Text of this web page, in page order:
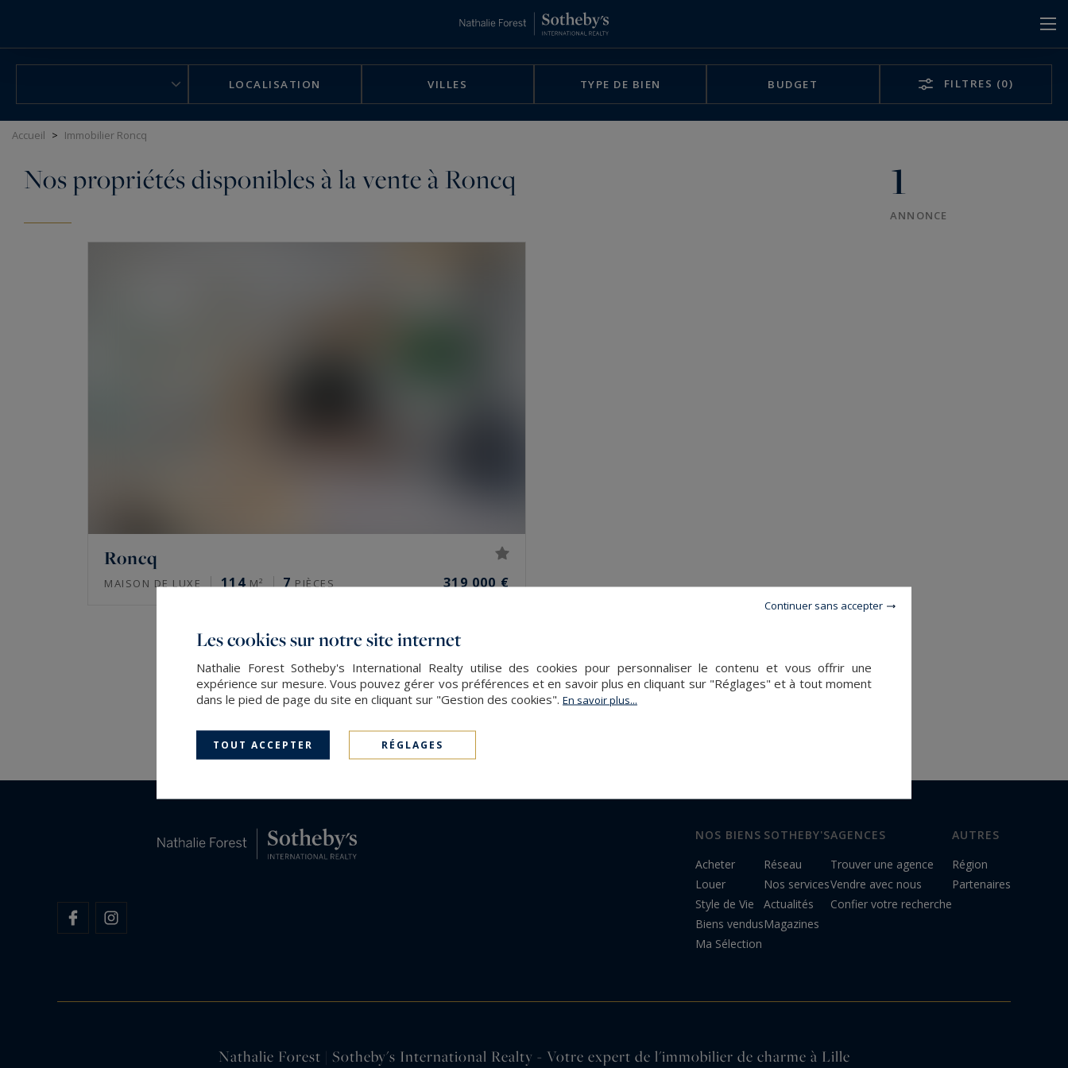
LOCALISATION VILLES TYPE DE BIEN BUDGET FILTRES (0)
Accueil > Immobilier Roncq
Nos propriétés disponibles à la vente à Roncq 1
ANNONCE
Roncq
MAISON DE LUXE 114M² 7PIÈCES 319 000 €
NOS BIENS
Acheter
Louer
Style de Vie
Biens vendus
Ma Sélection
SOTHEBY'S
Réseau
Nos services
Actualités
Magazines
AGENCES
Trouver une agence
Vendre avec nous
Confier votre recherche
AUTRES
Région
Partenaires
Nathalie Forest | Sotheby's International Realty - Votre expert de l'immobilier de charme à Lille
Les cookies sur notre site internet
Nathalie Forest Sotheby's International Realty utilise des cookies pour personnaliser le contenu et vous offrir une
expérience sur mesure. Vous pouvez gérer vos préférences et en savoir plus en cliquant sur "Réglages" et à tout moment
dans le pied de page du site en cliquant sur "Gestion des cookies". En savoir plus...
TOUT ACCEPTER RÉGLAGES
Continuer sans accepter